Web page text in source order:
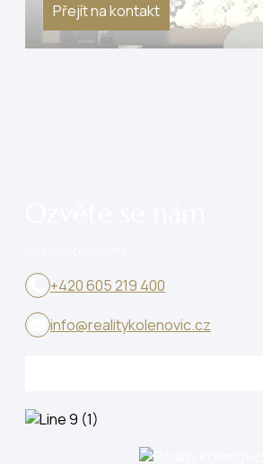
Přejít na kontakt
+420 605 219 400
info@realitykolenovic.cz